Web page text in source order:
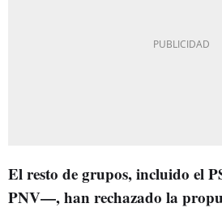
El resto de grupos, incluido el
PNV—, han rechazado la